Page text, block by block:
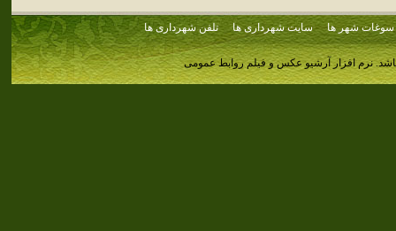
سوغات شهر ها سایت شهرداری ها تلفن شهرداری ها
نرم افزار آرشیو عکس و فیلم روابط عمومی